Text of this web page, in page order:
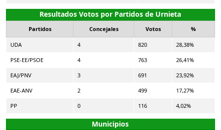
Resultados Votos por Partidos de Urnieta
Partidos Concejales Votos %
UDA 4 820 28,38%
PSE-EE/PSOE 4 763 26,41%
EAJ/PNV 3 691 23,92%
EAE-ANV 2 499 17,27%
PP 0 116 4,02%
Municipios